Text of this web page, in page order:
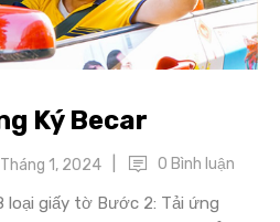
Ký Becar
1, 2024 0 Bình luận
loại giấy tờ Bước 2: Tải ứng